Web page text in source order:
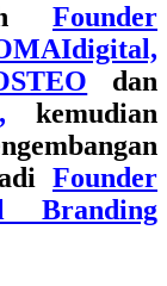
Founder
dan
kemudian
Founder
Branding